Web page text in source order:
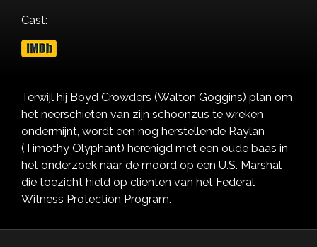
Cast:
Terwijl hij Boyd Crowders (Walton Goggins) plan om
het neerschieten van zijn schoonzus te wreken
ondermijnt, wordt een nog herstellende Raylan
(Timothy Olyphant) herenigd met een oude baas in
het onderzoek naar de moord op een U.S. Marshal
die toezicht hield op cliënten van het Federal
Witness Protection Program.